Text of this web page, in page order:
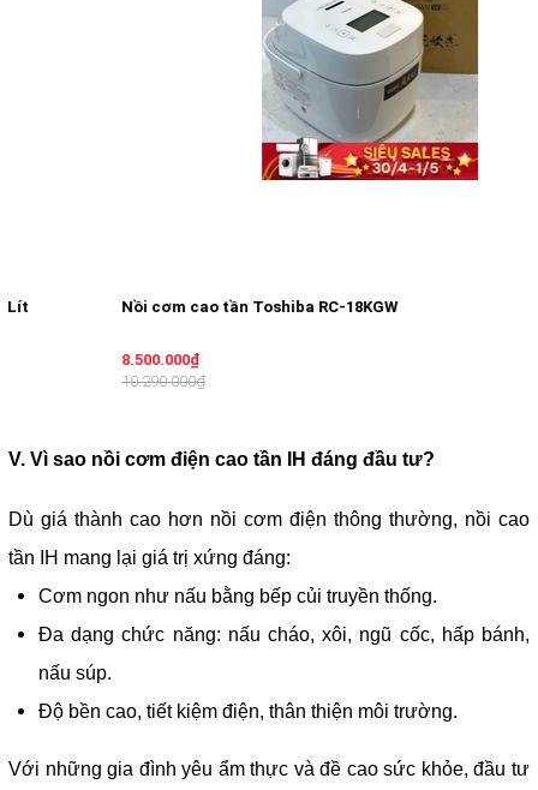
Nồi cơm cao tần Toshiba RC-18KGW
10.290.000₫
V. Vì sao nồi cơm điện cao tần IH đáng đầu tư?
Dù giá thành cao hơn nồi cơm điện thông thường, nồi cao
tần IH mang lại giá trị xứng đáng:
Cơm ngon như nấu bằng bếp củi truyền thống.
Đa dạng chức năng: nấu cháo, xôi, ngũ cốc, hấp bánh,
nấu súp.
Độ bền cao, tiết kiệm điện, thân thiện môi trường.
Với những gia đình yêu ẩm thực và đề cao sức khỏe, đầu tư